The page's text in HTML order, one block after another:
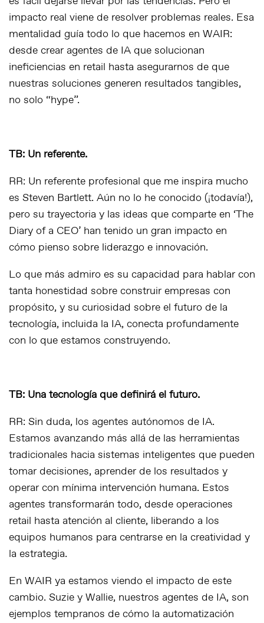
impacto real viene de resolver problemas reales. Esa
mentalidad guía todo lo que hacemos en WAIR:
desde crear agentes de IA que solucionan
ineficiencias en retail hasta asegurarnos de que
nuestras soluciones generen resultados tangibles,
no solo “hype”.
TB: Un referente.
RR: Un referente profesional que me inspira mucho
es Steven Bartlett. Aún no lo he conocido (¡todavía!),
pero su trayectoria y las ideas que comparte en ‘The
Diary of a CEO’ han tenido un gran impacto en
cómo pienso sobre liderazgo e innovación.
Lo que más admiro es su capacidad para hablar con
tanta honestidad sobre construir empresas con
propósito, y su curiosidad sobre el futuro de la
tecnología, incluida la IA, conecta profundamente
con lo que estamos construyendo.
TB: Una tecnología que definirá el futuro.
RR: Sin duda, los agentes autónomos de IA.
Estamos avanzando más allá de las herramientas
tradicionales hacia sistemas inteligentes que pueden
tomar decisiones, aprender de los resultados y
operar con mínima intervención humana. Estos
agentes transformarán todo, desde operaciones
retail hasta atención al cliente, liberando a los
equipos humanos para centrarse en la creatividad y
la estrategia.
En WAIR ya estamos viendo el impacto de este
cambio. Suzie y Wallie, nuestros agentes de IA, son
ejemplos tempranos de cómo la automatización